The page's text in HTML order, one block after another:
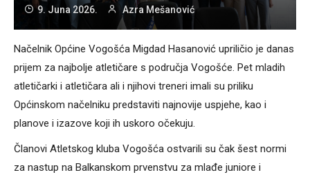
9. Juna 2026. Azra Mešanović
Načelnik Općine Vogošća Migdad Hasanović upriličio je danas
prijem za najbolje atletičare s područja Vogošće. Pet mladih
atletičarki i atletičara ali i njihovi treneri imali su priliku
Općinskom načelniku predstaviti najnovije uspjehe, kao i
planove i izazove koji ih uskoro očekuju.
Članovi Atletskog kluba Vogošća ostvarili su čak šest normi
za nastup na Balkanskom prvenstvu za mlađe juniore i